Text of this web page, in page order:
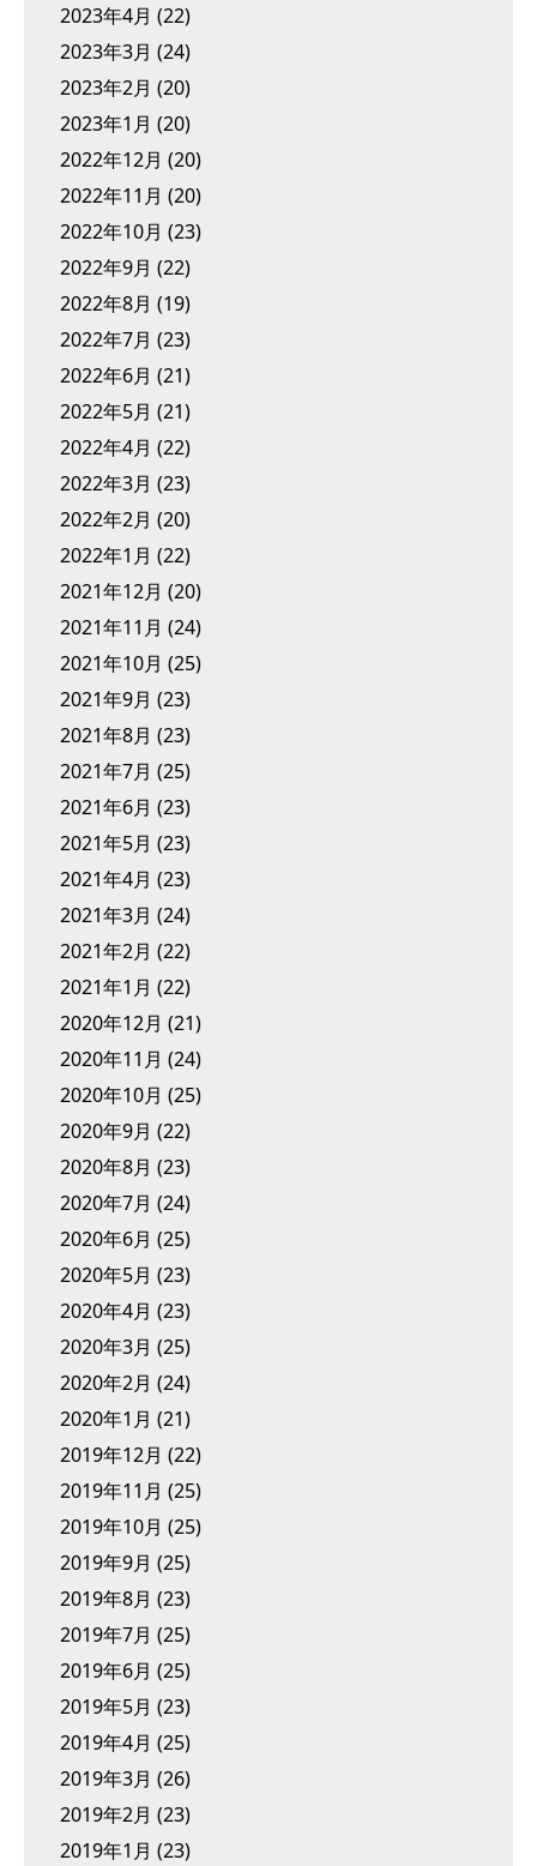
2023年4月 (22)
2023年3月 (24)
2023年2月 (20)
2023年1月 (20)
2022年12月 (20)
2022年11月 (20)
2022年10月 (23)
2022年9月 (22)
2022年8月 (19)
2022年7月 (23)
2022年6月 (21)
2022年5月 (21)
2022年4月 (22)
2022年3月 (23)
2022年2月 (20)
2022年1月 (22)
2021年12月 (20)
2021年11月 (24)
2021年10月 (25)
2021年9月 (23)
2021年8月 (23)
2021年7月 (25)
2021年6月 (23)
2021年5月 (23)
2021年4月 (23)
2021年3月 (24)
2021年2月 (22)
2021年1月 (22)
2020年12月 (21)
2020年11月 (24)
2020年10月 (25)
2020年9月 (22)
2020年8月 (23)
2020年7月 (24)
2020年6月 (25)
2020年5月 (23)
2020年4月 (23)
2020年3月 (25)
2020年2月 (24)
2020年1月 (21)
2019年12月 (22)
2019年11月 (25)
2019年10月 (25)
2019年9月 (25)
2019年8月 (23)
2019年7月 (25)
2019年6月 (25)
2019年5月 (23)
2019年4月 (25)
2019年3月 (26)
2019年2月 (23)
2019年1月 (23)